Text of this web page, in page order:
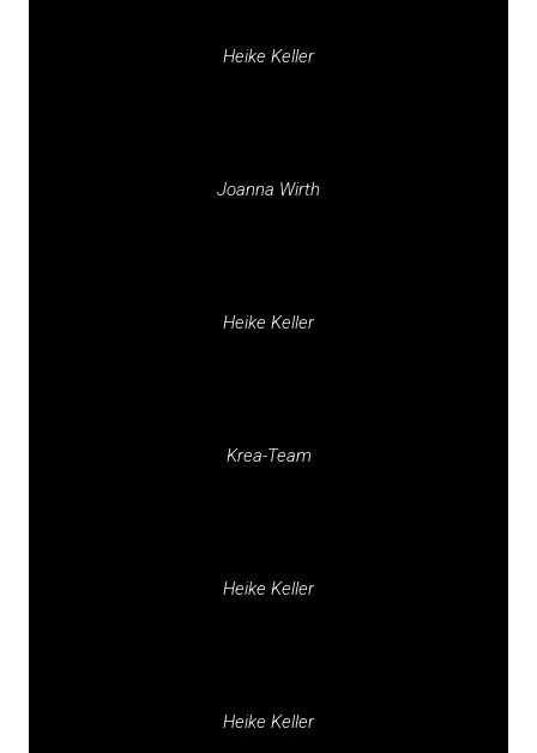
Heike Keller
Joanna Wirth
Heike Keller
Krea-Team
Heike Keller
Heike Keller